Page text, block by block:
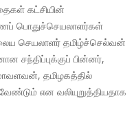
கட்சியின்
பொதுச்செயலாளர்கள்
செயலாளர் தமிழ்ச்செல்வன்
சந்திப்புக்குப் பின்னர்,
தமிழகத்தில்
என வலியுறுத்தியதாக